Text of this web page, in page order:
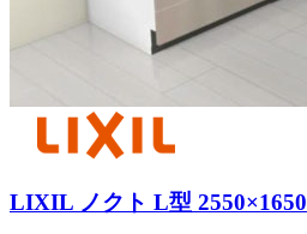
LIXIL ノクト L型 2550×1650